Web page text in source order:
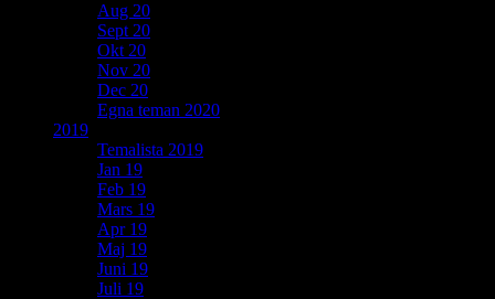
Aug 20
Sept 20
Okt 20
Nov 20
Dec 20
Egna teman 2020
2019
Temalista 2019
Jan 19
Feb 19
Mars 19
Apr 19
Maj 19
Juni 19
Juli 19